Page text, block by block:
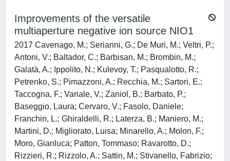
Improvements of the versatile
multiaperture negative ion source NIO1
2017 Cavenago, M.; Serianni, G.; De Muri, M.; Veltri, P.;
Antoni, V.; Baltador, C.; Barbisan, M.; Brombin, M.;
Galatà, A.; Ippolito, N.; Kulevoy, T.; Pasqualotto, R.;
Petrenko, S.; Pimazzoni, A.; Recchia, M.; Sartori, E.;
Taccogna, F.; Variale, V.; Zaniol, B.; Barbato, P.;
Baseggio, Laura; Cervaro, V.; Fasolo, Daniele;
Franchin, L.; Ghiraldelli, R.; Laterza, B.; Maniero, M.;
Martini, D.; Migliorato, Luisa; Minarello, A.; Molon, F.;
Moro, Gianluca; Patton, Tommaso; Ravarotto, D.;
Rizzieri, R.; Rizzolo, A.; Sattin, M.; Stivanello, Fabrizio;